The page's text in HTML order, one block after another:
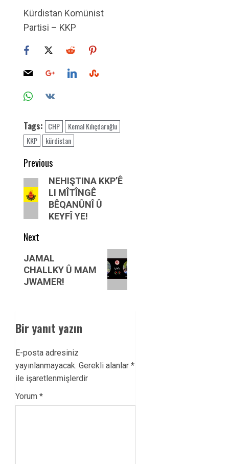
Kürdistan Komünist
Partisi – KKP
Tags: CHP
Kemal Kılıçdaroğlu
KKP
kürdistan
Post
navigation
Previous
Previous
post:
NEHIŞTINA KKP’Ê
LI MÎTÎNGÊ
BÊQANÛNÎ Û
KEYFÎ YE!
Next
Next
post:
JAMAL
CHALLKY Û MAM
JWAMER!
Bir yanıt yazın
E-posta adresiniz
yayınlanmayacak. Gerekli alanlar *
ile işaretlenmişlerdir
Yorum *